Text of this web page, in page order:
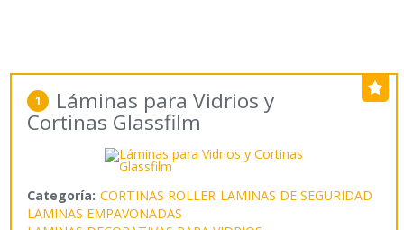
1 Láminas para Vidrios y
Cortinas Glassfilm
Categoría: CORTINAS ROLLER LAMINAS DE SEGURIDAD
LAMINAS EMPAVONADAS